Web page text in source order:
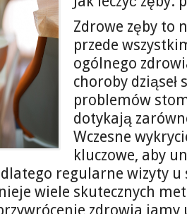
Zdrowe zęby to
przede
ogólnego
choroby dziąseł
problemów
dotykają
Wczesne
kluczowe, aby
regularne wizyty
wiele skutecznych
zdrowia jamy